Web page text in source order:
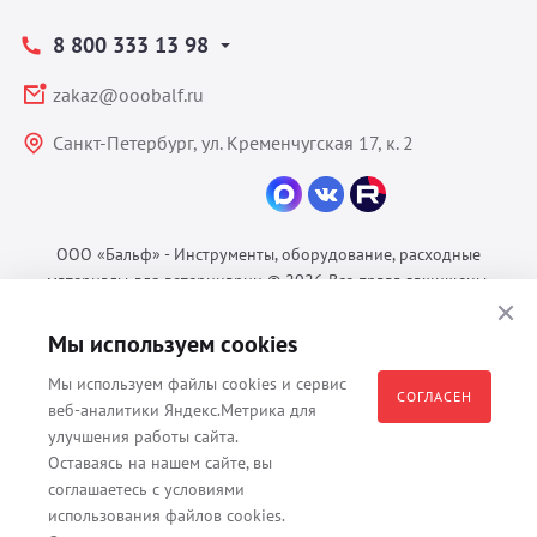
8 800 333 13 98
zakaz@ooobalf.ru
Санкт-Петербург, ул. Кременчугская 17, к. 2
ООО «Бальф» - Инструменты, оборудование, расходные
материалы для ветеринарии © 2026 Все права защищены.
Согласие на обработку ПДн
Пользовательское соглашение
Все материалы, содержащиеся на данном веб-сайте, в том числе -
тексты, изображения, каталоги, таблицы, наименования, любая
Мы используем cookies
Мы используем файлы cookies и сервис
веб-аналитики Яндекс.Метрика для
улучшения работы сайта.
Оставаясь на нашем сайте, вы
соглашаетесь с условиями
использования файлов cookies.
СОГЛАСЕН